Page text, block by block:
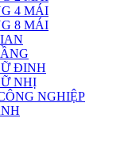
4 MÁI
8 MÁI
ĐINH
NHỊ
NGHIỆP